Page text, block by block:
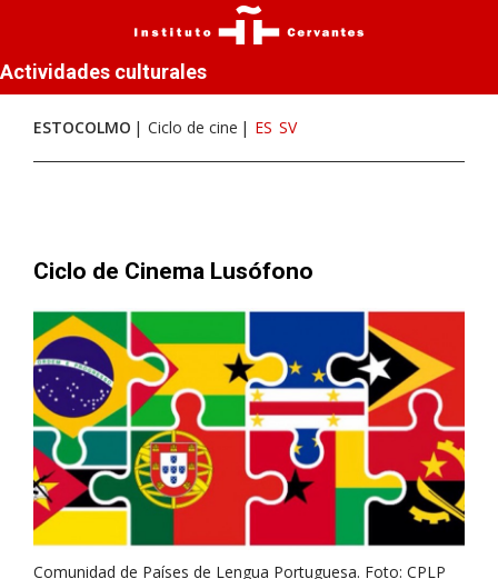
Actividades culturales
ESTOCOLMO Ciclo de cine ES SV
Ciclo de Cinema Lusófono
Comunidad de Países de Lengua Portuguesa. Foto: CPLP